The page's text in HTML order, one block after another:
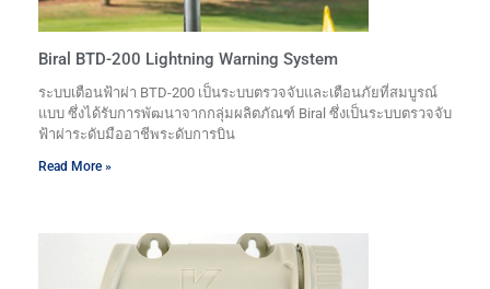
Biral BTD-200 Lightning Warning System
ระบบเตือนฟ้าผ่า BTD-200 เป็นระบบตรวจจับและเตือนภัยที่สมบูรณ์
แบบ ซึ่งได้รับการพัฒนาจากกลุ่มผลิตภัณฑ์ Biral ซึ่งเป็นระบบตรวจจับ
ฟ้าผ่าระดับมืออาชีพระดับการบิน
Read More »